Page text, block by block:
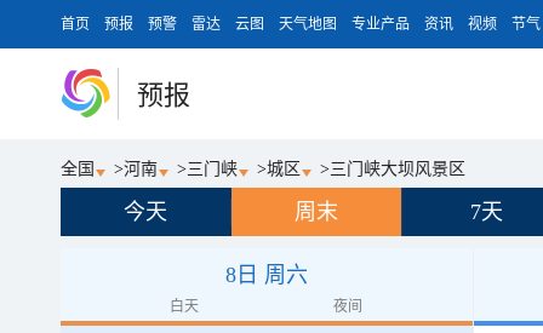
首页 预报 预警 雷达 云图 天气地图 专业产品 资讯 视频 节气
预报
全国 >河南 >三门峡 >城区 >三门峡大坝风景区
今天 周末 7天
8日 周六
白天 夜间